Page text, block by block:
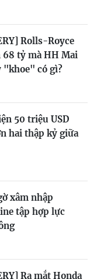
Rolls-Royce
68 tỷ mà HH Mai
"khoe" có gì?
50 triệu USD
hai thập kỷ giữa
xâm nhập
tập hợp lực
Ra mắt Honda